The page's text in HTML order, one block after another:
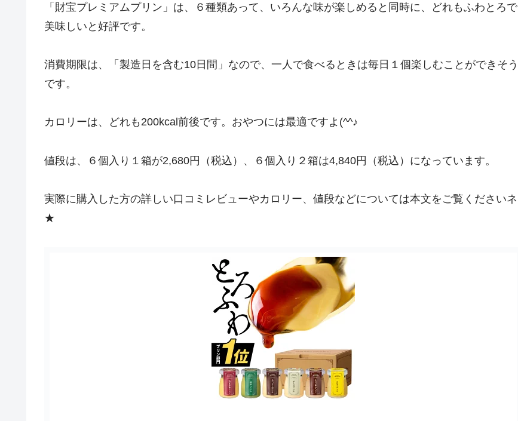
「財宝プレミアムプリン」は、６種類あって、いろんな味が楽しめると同時に、どれもふわとろで
美味しいと好評です。
消費期限は、「製造日を含む10日間」なので、一人で食べるときは毎日１個楽しむことができそう
です。
カロリーは、どれも200kcal前後です。おやつには最適ですよ(^^♪
値段は、６個入り１箱が2,680円（税込）、６個入り２箱は4,840円（税込）になっています。
実際に購入した方の詳しい口コミレビューやカロリー、値段などについては本文をご覧くださいネ
★